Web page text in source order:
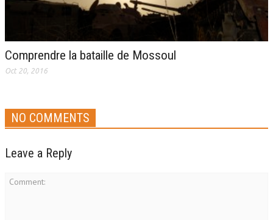
Comprendre la bataille de Mossoul
Oct 20, 2016
NO COMMENTS
Leave a Reply